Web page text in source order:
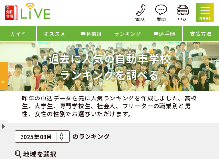
NAVI
ガイド オススメ 申込情報 ランキング 申込手順 支払方法
過去に人気の自動車学校
ランキングを調べる
昨年の申込データを元に人気ランキングを作成しました。高校
生、大学生、専門学校生、社会人、フリーターの職業別と男
性、女性の性別でお選びいただけます。
のランキング
地域を選択